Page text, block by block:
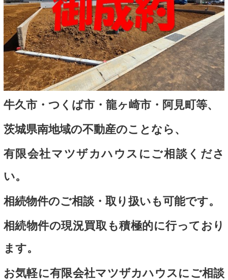
牛久市・つくば市・龍ヶ崎市・阿見町等、
茨城県南地域の不動産のことなら、
有限会社マツザカハウスにご相談くださ
い。
相続物件のご相談・取り扱いも可能です。
相続物件の現況買取も積極的に行っており
ます。
お気軽に有限会社マツザカハウスにご相談